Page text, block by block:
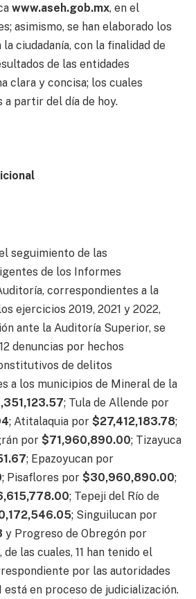
www.aseh.gob.mx, en el
asimismo, se han elaborado los
ciudadanía, con la finalidad de
de las entidades
clara y concisa; los cuales
partir del día de hoy.
seguimiento de las
de los Informes
correspondientes a la
ejercicios 2019, 2021 y 2022,
ante la Auditoría Superior, se
denuncias por hechos
de delitos
a los municipios de Mineral de la
; Tula de Allende por
; Atitalaquia por $27,412,183.78;
por $71,960,890.00; Tizayuca
; Epazoyucan por
; Pisaflores por $30,960,890.00;
; Tepeji del Río de
; Singuilucan por
y Progreso de Obregón por
, de las cuales, 11 han tenido el
por las autoridades
está en proceso de judicialización.